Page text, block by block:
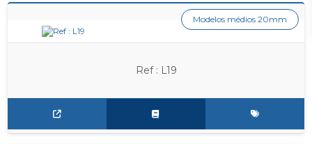
Ref : L19
Modelos médios 20mm